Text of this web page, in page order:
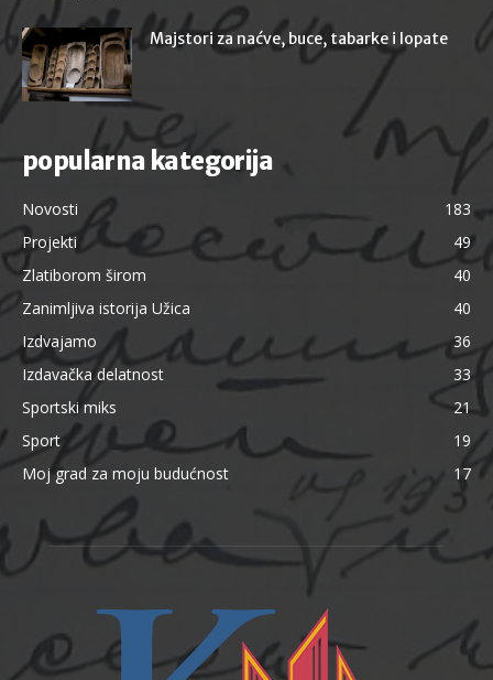
Majstori za naćve, buce, tabarke i lopate
popularna kategorija
Novosti
183
Projekti
49
Zlatiborom širom
40
Zanimljiva istorija Užica
40
Izdvajamo
36
Izdavačka delatnost
33
Sportski miks
21
Sport
19
Moj grad za moju budućnost
17